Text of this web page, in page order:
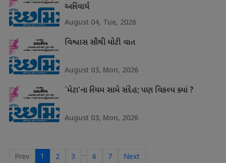
અનિવાર્ય
August 04, Tue, 2026
વિશ્વાસ સૌથી મોટી વાત
August 03, Mon, 2026
`મેટા'ના નિયમ સામે સંદેહ; પણ વિકલ્પ ક્યાં ?
August 03, Mon, 2026
Prev 1 2 3 … 6 7 Next